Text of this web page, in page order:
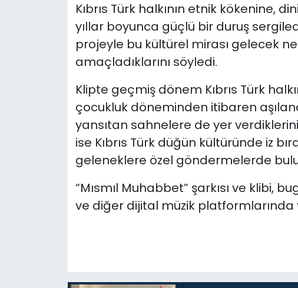
Kıbrıs Türk halkının etnik kökenine,
yıllar boyunca güçlü bir duruş
projeyle bu kültürel mirası gelecek
amaçladıklarını söyledi.
Klipte geçmiş dönem Kıbrıs Türk
çocukluk döneminden itibaren
yansıtan sahnelere de yer
ise Kıbrıs Türk düğün kültüründe iz
geleneklere özel göndermelerde
“Mısmıl Muhabbet” şarkısı ve klibi,
ve diğer dijital müzik platformlarında